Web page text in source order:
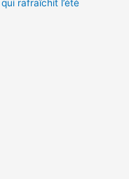
rafraîchit l’été